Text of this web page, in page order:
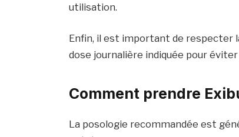
utilisation.
Enfin, il est important de respecter
dose journalière indiquée pour
Comment prendre
La posologie recommandée est